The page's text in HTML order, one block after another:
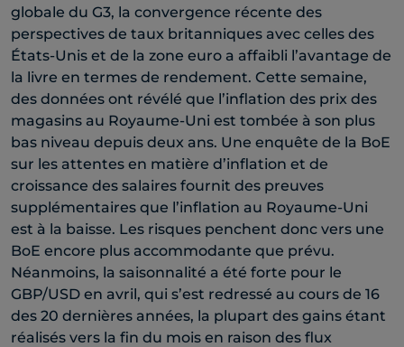
globale du G3, la convergence récente des
perspectives de taux britanniques avec celles des
États-Unis et de la zone euro a affaibli l’avantage de
la livre en termes de rendement. Cette semaine,
des données ont révélé que l’inflation des prix des
magasins au Royaume-Uni est tombée à son plus
bas niveau depuis deux ans. Une enquête de la BoE
sur les attentes en matière d’inflation et de
croissance des salaires fournit des preuves
supplémentaires que l’inflation au Royaume-Uni
est à la baisse. Les risques penchent donc vers une
BoE encore plus accommodante que prévu.
Néanmoins, la saisonnalité a été forte pour le
GBP/USD en avril, qui s’est redressé au cours de 16
des 20 dernières années, la plupart des gains étant
réalisés vers la fin du mois en raison des flux